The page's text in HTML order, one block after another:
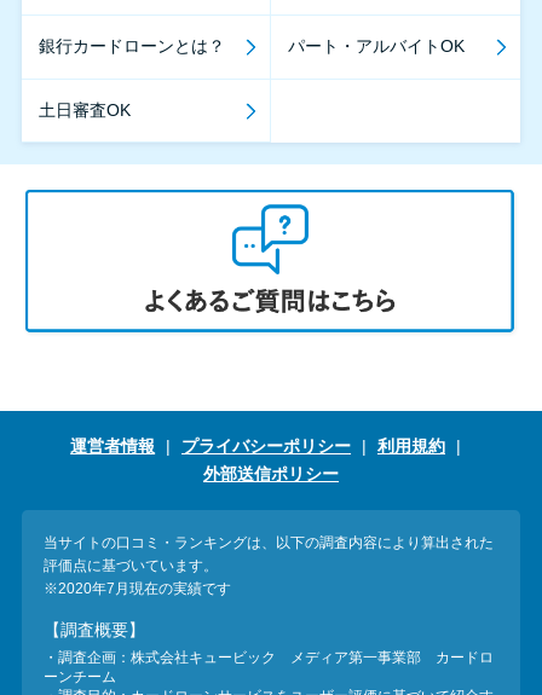
銀行カードローンとは？ パート・アルバイトOK
土日審査OK
運営者情報 プライバシーポリシー
利用規約
外部送信ポリシー
当サイトの口コミ・ランキングは、以下の調査内容により算出された
評価点に基づいています。
※2020年7月現在の実績です
【調査概要】
・調査企画：株式会社キュービック メディア第一事業部 カードロ
ーンチーム